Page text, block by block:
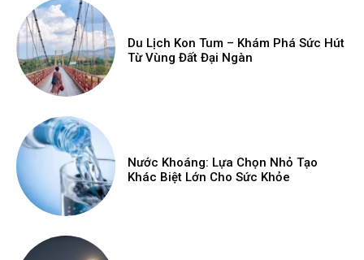
Du Lịch Kon Tum – Khám Phá Sức Hút
Từ Vùng Đất Đại Ngàn
Nước Khoáng: Lựa Chọn Nhỏ Tạo
Khác Biệt Lớn Cho Sức Khỏe